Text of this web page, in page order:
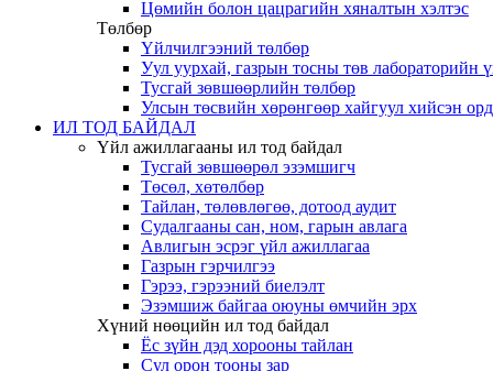
Цөмийн болон цацрагийн хяналтын хэлтэс
Төлбөр
Үйлчилгээний төлбөр
Уул уурхай, газрын тосны төв лабораторийн
Тусгай зөвшөөрлийн төлбөр
Улсын төсвийн хөрөнгөөр хайгуул хийсэн
ИЛ ТОД БАЙДАЛ
Үйл ажиллагааны ил тод байдал
Тусгай зөвшөөрөл эзэмшигч
Төсөл, хөтөлбөр
Тайлан, төлөвлөгөө, дотоод аудит
Судалгааны сан, ном, гарын авлага
Авлигын эсрэг үйл ажиллагаа
Газрын гэрчилгээ
Гэрээ, гэрээний биелэлт
Эзэмшиж байгаа оюуны өмчийн эрх
Хүний нөөцийн ил тод байдал
Ёс зүйн дэд хорооны тайлан
Сул орон тооны зар